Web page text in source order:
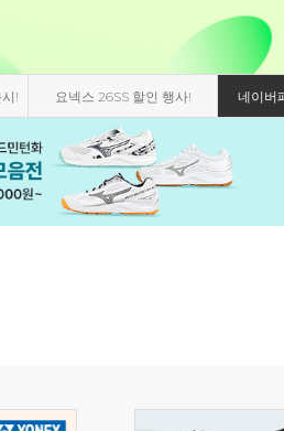
고 요넥스 서박시아 뉴컬러 출시! 스맥스